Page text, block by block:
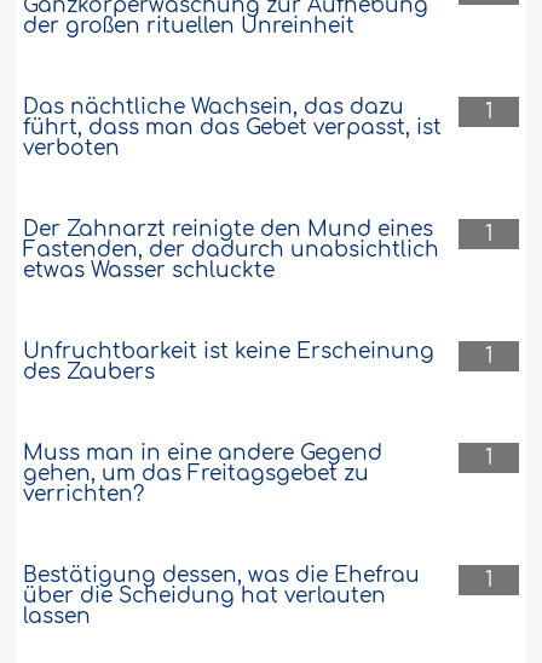
Ganzkörperwaschung zur Aufhebung
der großen rituellen Unreinheit
1
Das nächtliche Wachsein, das dazu
führt, dass man das Gebet verpasst, ist
verboten
1
Der Zahnarzt reinigte den Mund eines
Fastenden, der dadurch unabsichtlich
etwas Wasser schluckte
1
Unfruchtbarkeit ist keine Erscheinung
des Zaubers
1
Muss man in eine andere Gegend
gehen, um das Freitagsgebet zu
verrichten?
1
Bestätigung dessen, was die Ehefrau
über die Scheidung hat verlauten
lassen